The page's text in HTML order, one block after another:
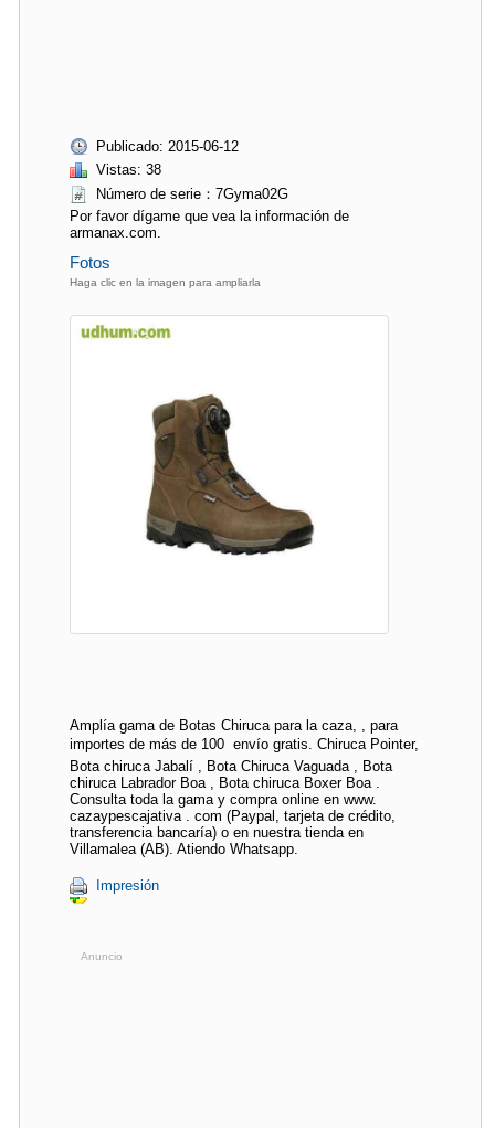
Publicado: 2015-06-12
Vistas: 38
Número de serie：7Gyma02G
Por favor dígame que vea la información de
armanax.com.
Fotos
Haga clic en la imagen para ampliarla
Amplía gama de Botas Chiruca para la caza, , para
importes de más de 100  envío gratis. Chiruca Pointer,
Bota chiruca Jabalí , Bota Chiruca Vaguada , Bota
chiruca Labrador Boa , Bota chiruca Boxer Boa .
Consulta toda la gama y compra online en www.
cazaypescajativa . com (Paypal, tarjeta de crédito,
transferencia bancaría) o en nuestra tienda en
Villamalea (AB). Atiendo Whatsapp.
Impresión
Anuncio